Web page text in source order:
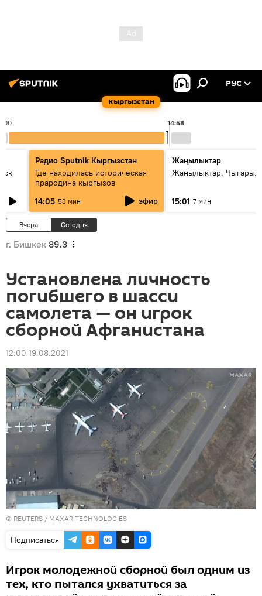
Кыргызстан
РУС
14:58
Радио Sputnik Кыргызстан
Где находилась историческая
прародина кыргызов
14:05 53 мин эфир
Жаңылыктар
Жаңылыктар.
15:01 7 мин
Вчера Сегодня
г. Бишкек 89.3
Установлена личность
погибшего в шасси
самолета — он игрок
сборной Афганистана
12:00 19.08.2021
© REUTERS / MAXAR TECHNOLOGIES
Подписаться
Игрок молодежной сборной был одним из
тех, кто пытался ухватиться за